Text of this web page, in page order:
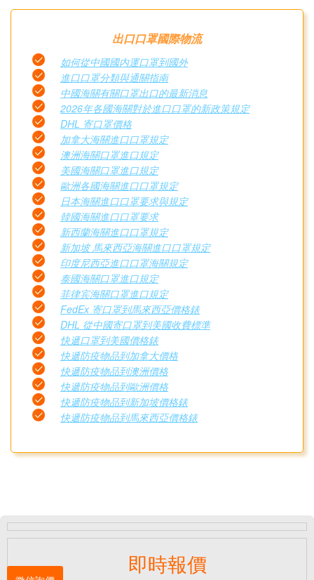
出口口罩國際物流
如何從中國國内運口罩到國外
進口口罩分類與通關指南
中國海關有關口罩出口的最新消息
2026年各國海關對於進口口罩的新政策規定
DHL 寄口罩價格
加拿大海關進口口罩規定
澳洲海關口罩進口規定
美國海關口罩進口規定
歐洲各國海關進口口罩規定
日本海關進口口罩要求與規定
韓國海關進口口罩要求
新西蘭海關進口口罩規定
新加坡 馬來西亞海關進口口罩規定
印度尼西亞進口口罩海關規定
泰國海關口罩進口規定
菲律宾海關口罩進口規定
FedEx 寄口罩到馬來西亞價格錶
DHL 從中國寄口罩到美國收費標準
快遞口罩到美國價格錶
快遞防疫物品到加拿大價格
快遞防疫物品到澳洲價格
快遞防疫物品到歐洲價格
快遞防疫物品到新加坡價格錶
快遞防疫物品到馬來西亞價格錶
即時報價